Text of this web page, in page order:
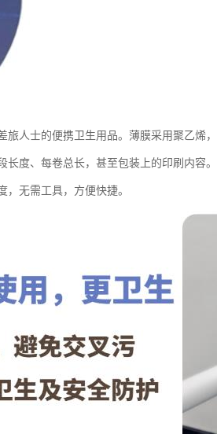
旅人士的便携卫生用品。薄膜采用聚乙烯
长度、每卷总长，甚至包装上的印刷内容
，无需工具，方便快捷。